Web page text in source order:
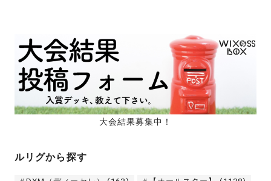
大会結果募集中！
ルリグから探す